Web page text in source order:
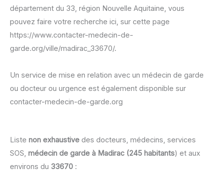
département du 33, région Nouvelle Aquitaine, vous
pouvez faire votre recherche ici, sur cette page
https://www.contacter-medecin-de-
garde.org/ville/madirac_33670/.
Un service de mise en relation avec un médecin de garde
ou docteur ou urgence est également disponible sur
contacter-medecin-de-garde.org
Liste non exhaustive des docteurs, médecins, services
SOS, médecin de garde à Madirac (245 habitants) et aux
environs du 33670 :